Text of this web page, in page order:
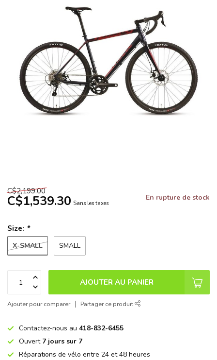
C$2,199.00
C$1,539.30 Sans les taxes
En rupture de stock
Size: *
X-SMALL SMALL
AJOUTER AU PANIER
Ajouter pour comparer Partager ce produit
Contactez-nous au 418-832-6455
Ouvert 7 jours sur 7
Réparations de vélo entre 24 et 48 heures